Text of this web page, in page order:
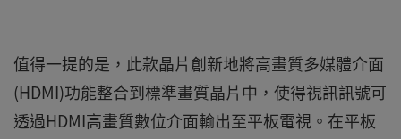
值得一提的是，此款晶片創新地將高畫質多媒體介面
(HDMI)功能整合到標準畫質晶片中，使得視訊訊號可
透過HDMI高畫質數位介面輸出至平板電視。在平板